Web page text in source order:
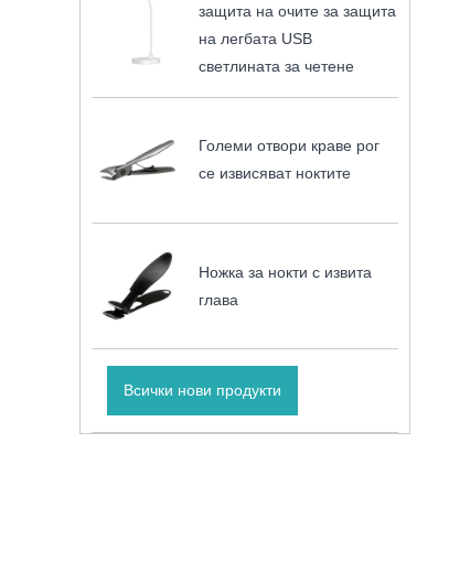
защита на очите за защита
на легбата USB
светлината за четене
Големи отвори краве рог
се извисяват ноктите
Ножка за нокти с извита
глава
Всички нови продукти